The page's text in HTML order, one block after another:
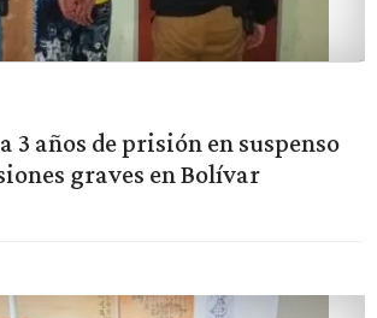
3 años de prisión en suspenso
graves en Bolívar